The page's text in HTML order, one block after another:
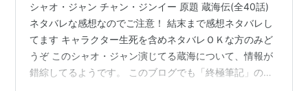
シャオ・ジャン チャン・ジンイー 原題 蔵海伝(全40話)
ネタバレな感想なのでご注意！ 結末まで感想ネタバレし
てます キャラクター生死を含めネタバレＯＫな方のみど
うぞ このシャオ・ジャン演じてる蔵海について、情報が
錯綜してるようです。 このブログでも「終極筆記」の記